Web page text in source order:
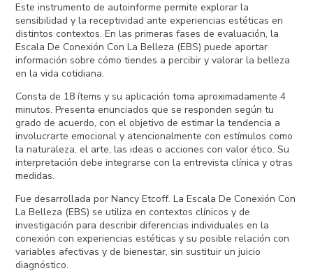
Este instrumento de autoinforme permite explorar la
sensibilidad y la receptividad ante experiencias estéticas en
distintos contextos. En las primeras fases de evaluación, la
Escala De Conexión Con La Belleza (EBS) puede aportar
información sobre cómo tiendes a percibir y valorar la belleza
en la vida cotidiana.
Consta de 18 ítems y su aplicación toma aproximadamente 4
minutos. Presenta enunciados que se responden según tu
grado de acuerdo, con el objetivo de estimar la tendencia a
involucrarte emocional y atencionalmente con estímulos como
la naturaleza, el arte, las ideas o acciones con valor ético. Su
interpretación debe integrarse con la entrevista clínica y otras
medidas.
Fue desarrollada por Nancy Etcoff. La Escala De Conexión Con
La Belleza (EBS) se utiliza en contextos clínicos y de
investigación para describir diferencias individuales en la
conexión con experiencias estéticas y su posible relación con
variables afectivas y de bienestar, sin sustituir un juicio
diagnóstico.